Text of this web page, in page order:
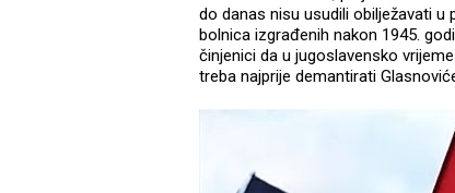
do danas nisu usudili obilježavati u
bolnica izgrađenih nakon 1945.
činjenici da u jugoslavensko
treba najprije demantirati